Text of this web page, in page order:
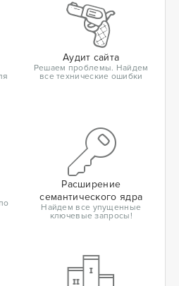
Аудит сайта
Решаем проблемы. Найдем
все технические ошибки
Расширение
семантического ядра
Найдем все упущенные
ключевые запросы!